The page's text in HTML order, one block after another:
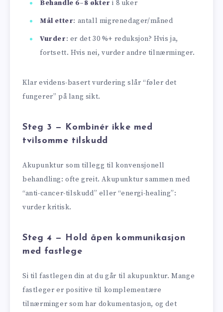
Behandle 6–8 økter i 8 uker
Mål etter: antall migrenedager/måned
Vurder: er det 30 %+ reduksjon? Hvis ja,
fortsett. Hvis nei, vurder andre tilnærminger.
Klar evidens-basert vurdering slår “føler det
fungerer” på lang sikt.
Steg 3 — Kombinér ikke med
tvilsomme tilskudd
Akupunktur som tillegg til konvensjonell
behandling: ofte greit. Akupunktur sammen med
“anti-cancer-tilskudd” eller “energi-healing”:
vurder kritisk.
Steg 4 — Hold åpen kommunikasjon
med fastlege
Si til fastlegen din at du går til akupunktur. Mange
fastleger er positive til komplementære
tilnærminger som har dokumentasjon, og det